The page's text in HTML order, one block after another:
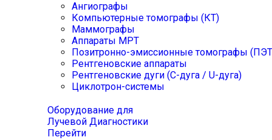
Ангиографы
Компьютерные томографы (КТ)
Маммографы
Аппараты МРТ
Позитронно-эмиссионные томографы
Рентгеновские аппараты
Рентгеновские дуги (С-дуга / U-дуга)
Циклотрон-системы
Оборудование для
Лучевой Диагностики
Перейти